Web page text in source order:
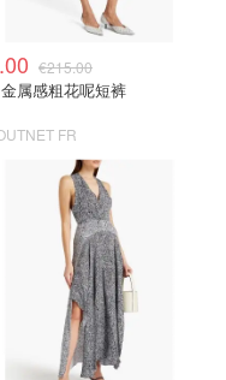
€215.00
属感粗花呢短裤
FR